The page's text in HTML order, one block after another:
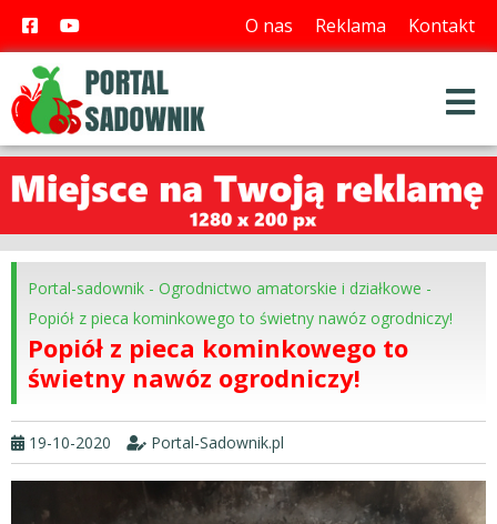
O nas Reklama Kontakt
Portal-sadownik - Ogrodnictwo amatorskie i działkowe -
Popiół z pieca kominkowego to świetny nawóz ogrodniczy!
Popiół z pieca kominkowego to
świetny nawóz ogrodniczy!
19-10-2020 Portal-Sadownik.pl